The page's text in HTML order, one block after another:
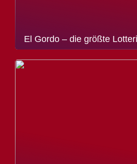
El Gordo – die größte